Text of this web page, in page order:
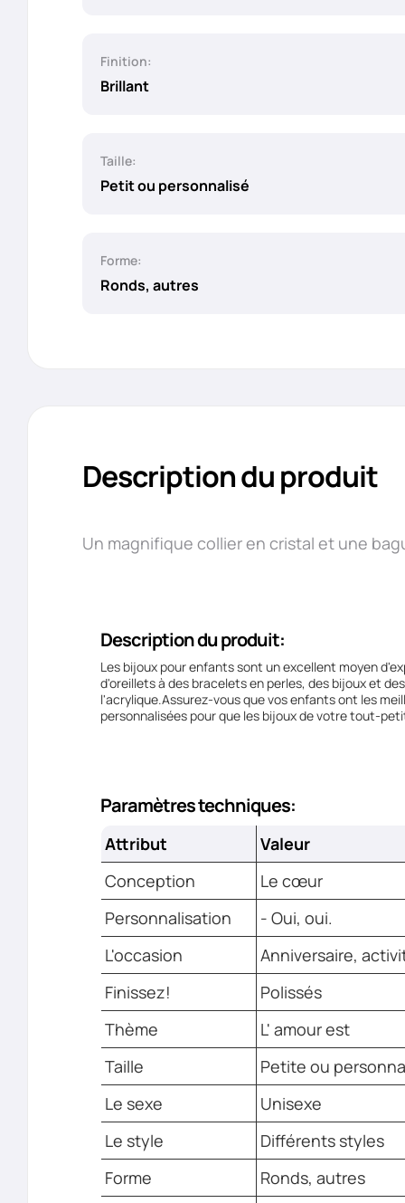
Finition:
Brillant
Taille:
Petit ou personnalisé
Forme:
Ronds, autres
Description du produit
Un magnifique collier en cristal et une
Description du produit:
Les bijoux pour enfants sont un excellent moyen
d'oreillets à des bracelets en perles, des bijoux et
l'acrylique.Assurez-vous que vos enfants ont les
personnalisées pour que les bijoux de votre tout-
Paramètres techniques:
Attribut
Valeur
Conception
Le cœur
Personnalisation
- Oui, oui.
L'occasion
Anniversaire,
Finissez!
Polissés
Thème
L' amour est
Taille
Petite ou
Le sexe
Unisexe
Le style
Différents styles
Forme
Ronds, autres